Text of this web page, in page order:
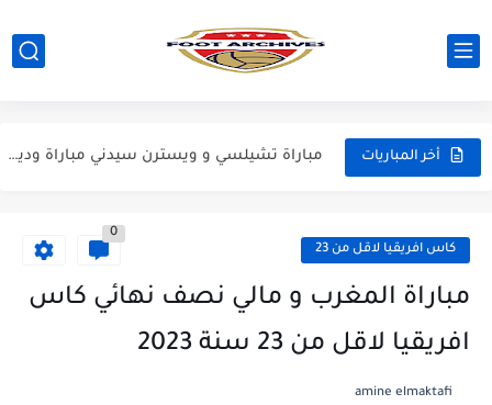
أخر المباريات
مباراة ريال مدريد و فيورنتينا مباراة ودية 2026
مباراة مانشستر سيتي و انتر ميلان مباراة ودية 2026
مباراة تشيلسي و ويسترن سيدني مباراة ودية 2026
كاس افريقيا لاقل من 23
0
مباراة المغرب و مالي نصف نهائي كاس
افريقيا لاقل من 23 سنة 2023
amine elmaktafi